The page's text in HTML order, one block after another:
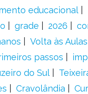
educacional
grade 2026
Volta às
passos
do Sul
Cravolândia